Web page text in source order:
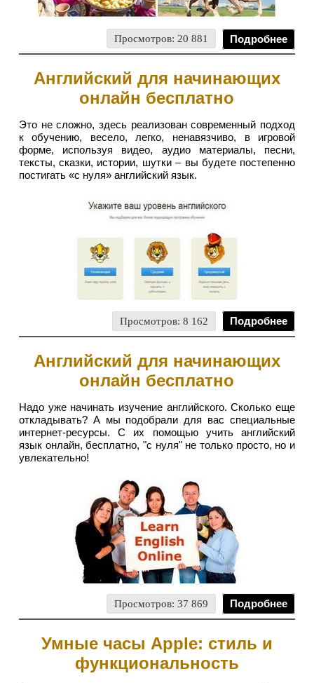
Просмотров: 20 881 Подробнее
Английский для начинающих
онлайн бесплатно
Это не сложно, здесь реализован современный подход
к обучению, весело, легко, ненавязчиво, в игровой
форме, используя видео, аудио материалы, песни,
тексты, сказки, истории, шутки – вы будете постепенно
постигать «с нуля» английский язык.
Просмотров: 8 162 Подробнее
Английский для начинающих
онлайн бесплатно
Надо уже начинать изучение английского. Сколько еще
откладывать? А мы подобрали для вас специальные
интернет-ресурсы. С их помощью учить английский
язык онлайн, бесплатно, "с нуля" не только просто, но и
увлекательно!
Просмотров: 37 869 Подробнее
Умные часы Apple: стиль и
функциональность